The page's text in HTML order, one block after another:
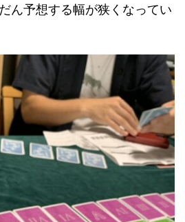
ん予想する幅が狭くなってい